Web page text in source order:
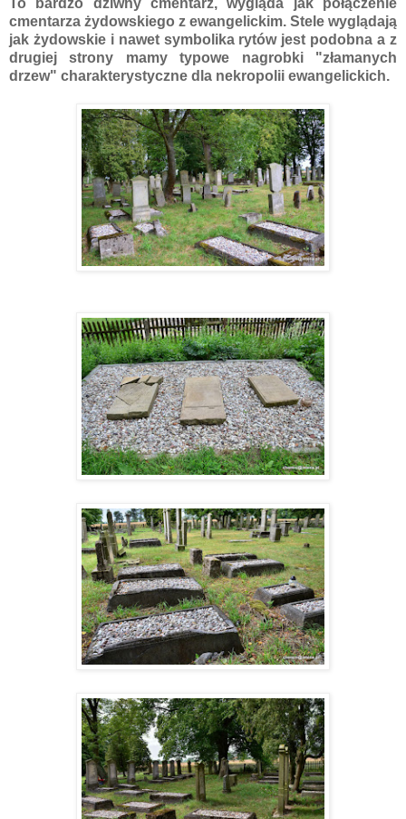
To bardzo dziwny cmentarz, wygląda jak połączenie
cmentarza żydowskiego z ewangelickim. Stele wyglądają
jak żydowskie i nawet symbolika rytów jest podobna a z
drugiej strony mamy typowe nagrobki "złamanych
drzew" charakterystyczne dla nekropolii ewangelickich.